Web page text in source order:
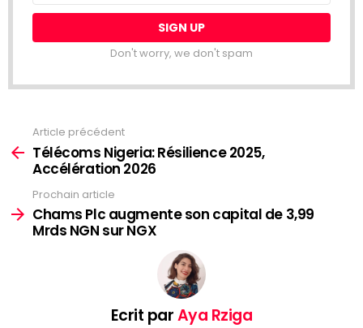
Don't worry, we don't spam
plus
Article précédent
Télécoms Nigeria: Résilience 2025,
Accélération 2026
Prochain article
Chams Plc augmente son capital de 3,99
Mrds NGN sur NGX
Ecrit parAya Rziga